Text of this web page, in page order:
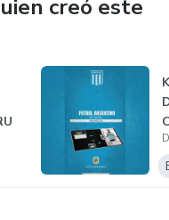
creó este